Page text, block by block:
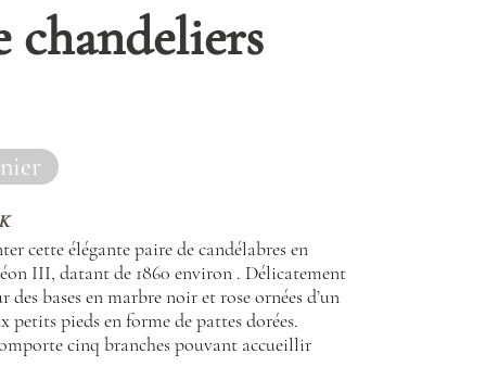
chandeliers
cette élégante paire de candélabres en
III, datant de 1860 environ . Délicatement
des bases en marbre noir et rose ornées d’un
pieds en forme de pattes dorées.
cinq branches pouvant accueillir